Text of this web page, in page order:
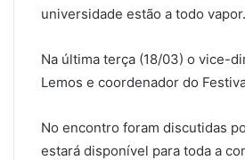
universidade estão a todo vapor.
Na última terça (18/03) o vice-
Lemos e coordenador do
No encontro foram discutidas
estará disponível para toda a